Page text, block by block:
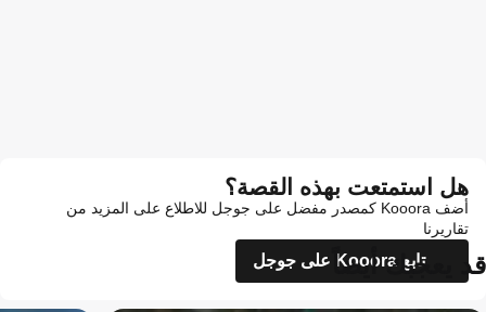
هل استمتعت بهذه القصة؟
أضف Kooora كمصدر مفضل على جوجل للاطلاع على المزيد من
تقاريرنا
تابع Kooora على جوجل
قد يعجبك أيضاً